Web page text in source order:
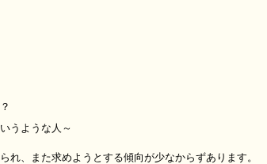
うような人～
、また求めようとする傾向が少なからずあります。